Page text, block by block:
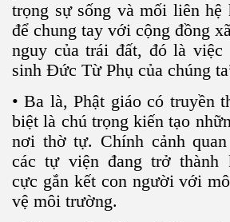
trọng sự sống và mối liên
để chung tay với cộng đồng
nguy của trái đất, đó là
sinh Đức Từ Phụ của chúng
• Ba là, Phật giáo có truyền
biệt là chú trọng kiến tạo
nơi thờ tự. Chính cảnh
các tự viện đang trở thành
cực gắn kết con người với
vệ môi trường.